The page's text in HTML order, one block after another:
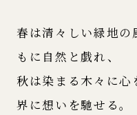
春は清々しい緑地の
もに自然と戯れ、
秋は染まる木々に
界に想いを馳せる。